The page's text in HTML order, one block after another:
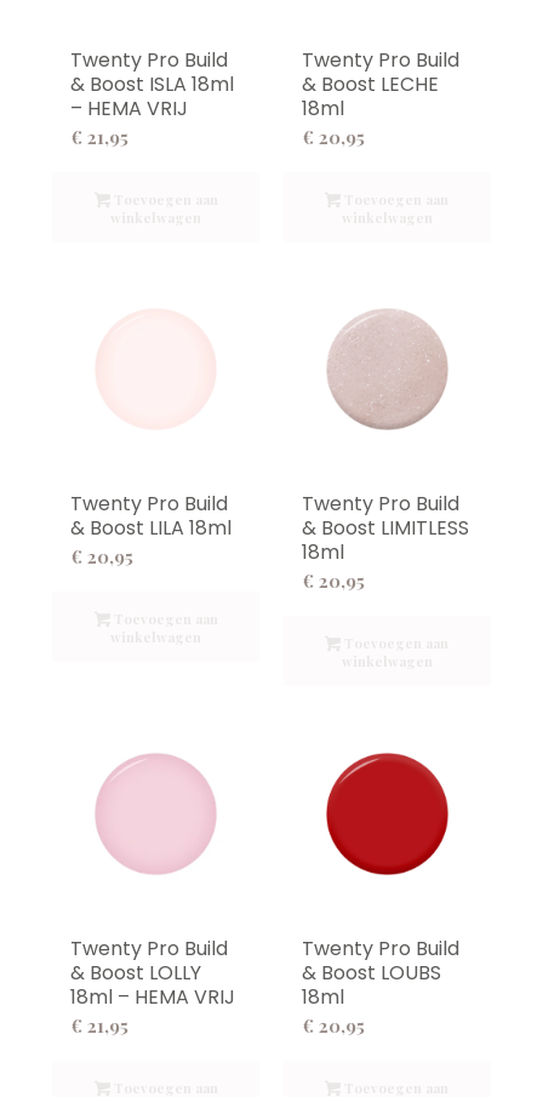
Twenty Pro Build
& Boost ISLA 18ml
– HEMA VRIJ
€ 21,95
Twenty Pro Build
& Boost LECHE
18ml
€ 20,95
Twenty Pro Build
& Boost LILA 18ml
€ 20,95
Twenty Pro Build
& Boost LIMITLESS
18ml
€ 20,95
Twenty Pro Build
& Boost LOLLY
18ml – HEMA VRIJ
€ 21,95
Twenty Pro Build
& Boost LOUBS
18ml
€ 20,95